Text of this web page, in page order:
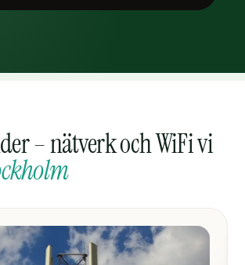
– nätverk och WiFi vi